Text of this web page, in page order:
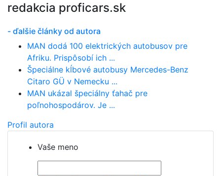
redakcia proficars.sk
- ďalšie články od autora
MAN dodá 100 elektrických autobusov pre
Afriku. Prispôsobí ich ...
Špeciálne kĺbové autobusy Mercedes-Benz
Citaro GÜ v Nemecku ...
MAN ukázal špeciálny ťahač pre
poľnohospodárov. Je ...
Profil autora
Vaše meno